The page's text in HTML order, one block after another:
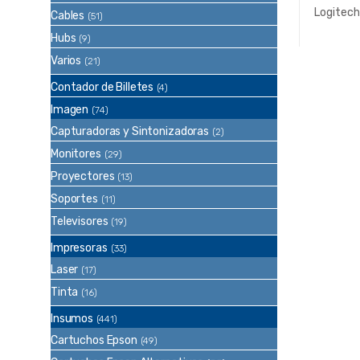
Cables (51)
Hubs (9)
Varios (21)
Contador de Billetes (4)
Imagen (74)
Capturadoras y Sintonizadoras (2)
Monitores (29)
Proyectores (13)
Soportes (11)
Televisores (19)
Impresoras (33)
Laser (17)
Tinta (16)
Insumos (441)
Cartuchos Epson (49)